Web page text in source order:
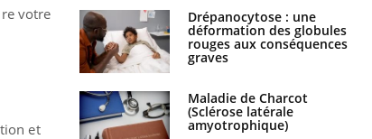
votre
et
Drépanocytose : une
déformation des globules
rouges aux conséquences
graves
Maladie de Charcot
(Sclérose latérale
amyotrophique)